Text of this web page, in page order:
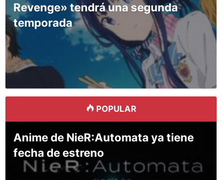
Revenge» tendrá una segunda
temporada
POPULAR
Anime de NieR:Automata ya tiene
fecha de estreno